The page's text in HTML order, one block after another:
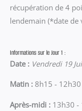
récupération de 4
lendemain (*date de
Informations sur le Jour 1 :
Date : Vendredi 19
Matin : 8h15 - 12h30
Après-midi : 13h30 -